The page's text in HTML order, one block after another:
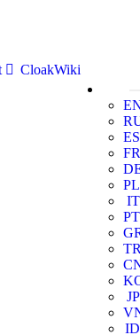
CloakWiki
ES
FR
PL
IT
PT
JP
ID